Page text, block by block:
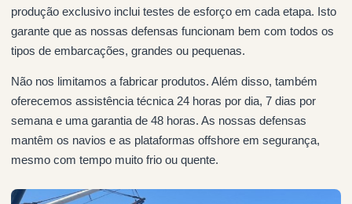
produção exclusivo inclui testes de esforço em cada etapa. Isto
garante que as nossas defensas funcionam bem com todos os
tipos de embarcações, grandes ou pequenas.
Não nos limitamos a fabricar produtos. Além disso, também
oferecemos assistência técnica 24 horas por dia, 7 dias por
semana e uma garantia de 48 horas. As nossas defensas
mantêm os navios e as plataformas offshore em segurança,
mesmo com tempo muito frio ou quente.